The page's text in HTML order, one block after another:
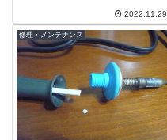
2022.11.29
修理・メンテナンス